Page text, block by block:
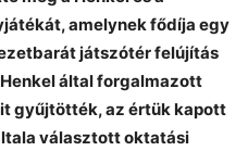
amelynek fődíja egy
játszótér felújítás
által forgalmazott
gyűjtötték, az értük kapott
választott oktatási